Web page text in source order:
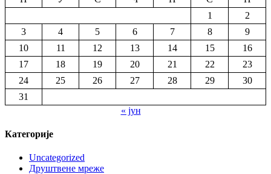
1
2
3
4 5 6 7 8
9
10
11 12 13 14 15
16
17
18 19 20 21 22
23
24
25 26 27 28 29
30
31
« јун
Категорије
Uncategorized
Друштвене мреже